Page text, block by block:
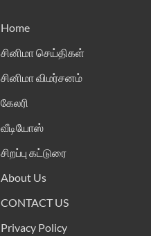
Home
சினிமா செய்திகள்
சினிமா விமர்சனம்
கேலரி
வீடியோஸ்
சிறப்பு கட்டுரை
About Us
CONTACT US
Privacy Policy